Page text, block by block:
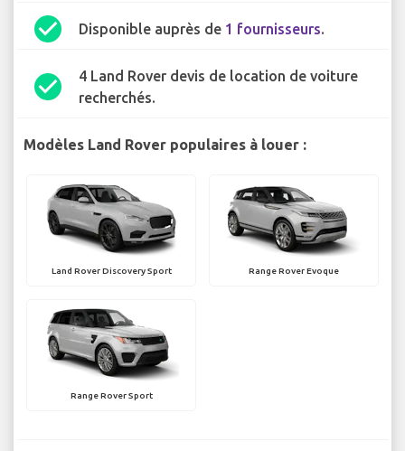
check_circle Disponible auprès de 1 fournisseurs.
check_circle
4 Land Rover devis de location de voiture
recherchés.
Modèles Land Rover populaires à louer :
Land Rover Discovery Sport Range Rover Evoque
Range Rover Sport